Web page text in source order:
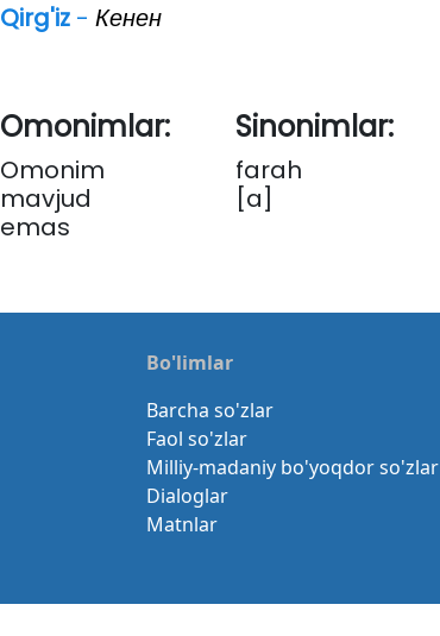
Qirg'iz - Кенен
Omonimlar:
Omonim
mavjud
emas
Sinonimlar:
farah
[a]
Bo'limlar
Barcha so'zlar
Faol so'zlar
Milliy-madaniy bo'yoqdor so'zlar
Dialoglar
Matnlar